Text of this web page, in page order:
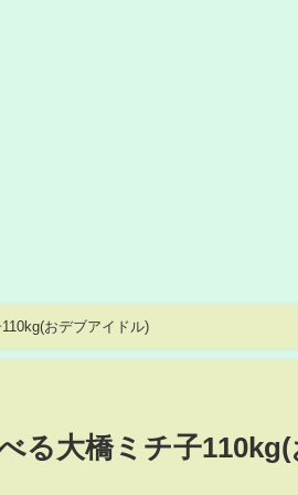
おデブアイドル)
る大橋ミチ子